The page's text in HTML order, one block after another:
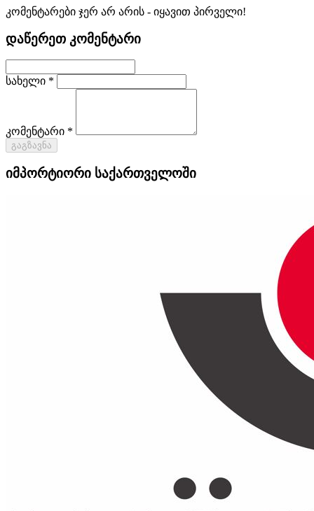
კომენტარები ჯერ არ არის - იყავით პირველი!
დაწერეთ კომენტარი
სახელი *
კომენტარი *
გაგზავნა
იმპორტიორი საქართველოში